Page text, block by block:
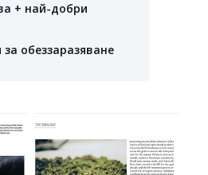
+ най-добри
за обеззаразяване